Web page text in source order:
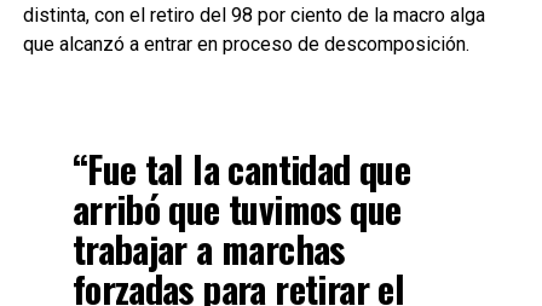
distinta, con el retiro del 98 por ciento de la macro alga
que alcanzó a entrar en proceso de descomposición.
“Fue tal la cantidad que
arribó que tuvimos que
trabajar a marchas
forzadas para retirar el